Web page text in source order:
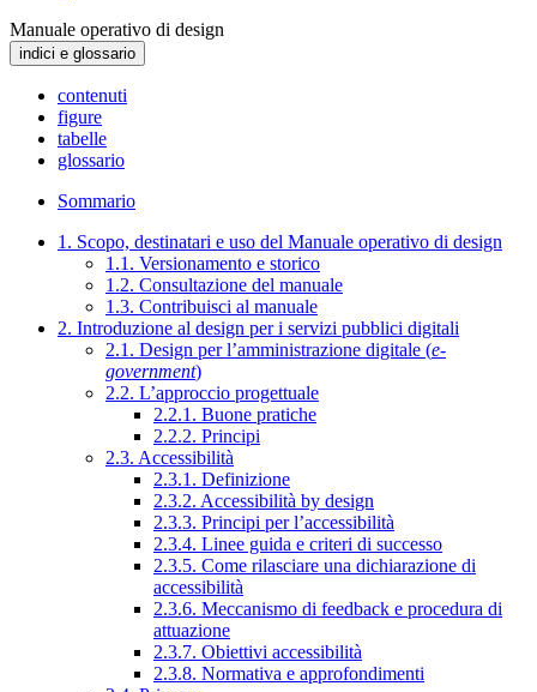
Manuale operativo di design
indici e glossario
contenuti
figure
tabelle
glossario
Sommario
1. Scopo, destinatari e uso del Manuale operativo di design
1.1. Versionamento e storico
1.2. Consultazione del manuale
1.3. Contribuisci al manuale
2. Introduzione al design per i servizi pubblici digitali
2.1. Design per l’amministrazione digitale (e-
government)
2.2. L’approccio progettuale
2.2.1. Buone pratiche
2.2.2. Principi
2.3. Accessibilità
2.3.1. Definizione
2.3.2. Accessibilità by design
2.3.3. Principi per l’accessibilità
2.3.4. Linee guida e criteri di successo
2.3.5. Come rilasciare una dichiarazione di
accessibilità
2.3.6. Meccanismo di feedback e procedura di
attuazione
2.3.7. Obiettivi accessibilità
2.3.8. Normativa e approfondimenti